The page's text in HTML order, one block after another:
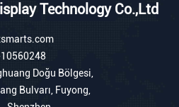
Technology Co.,Ltd
Doğu Bölgesi,
Bulvarı, Fuyong,